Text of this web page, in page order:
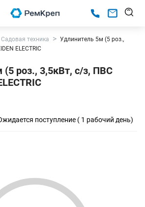
Садовая техника
Удлинитель 5м (5 роз.,
ELECTRIC
(5 роз., 3,5кВт, с/з, ПВС
поступление ( 1 рабочий день)